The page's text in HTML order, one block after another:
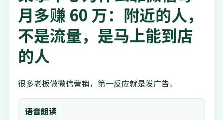
月多赚 60 万：附近的人，
不是流量，是马上能到店
的人
很多老板做微信营销，第一反应就是发广告。
语音朗读